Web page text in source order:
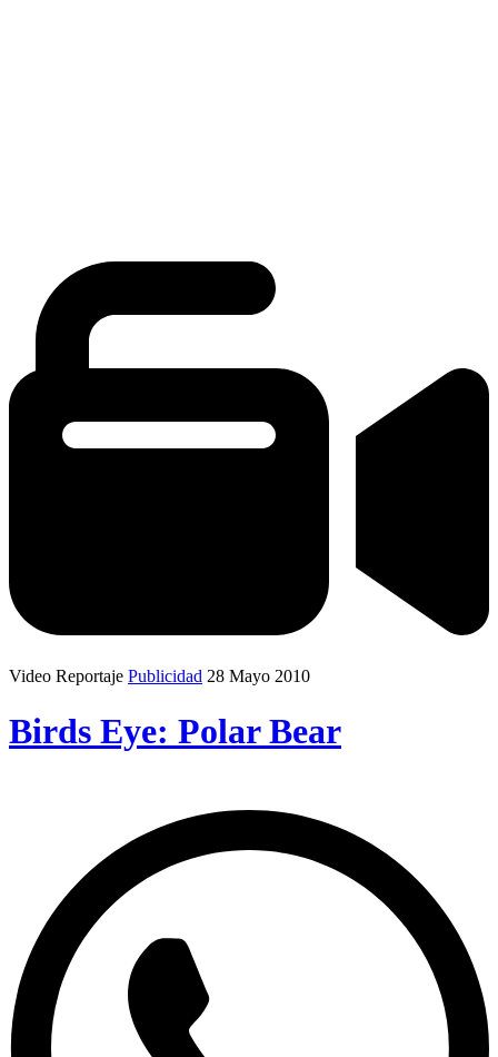
Video Reportaje Publicidad 28 Mayo 2010
Birds Eye: Polar Bear